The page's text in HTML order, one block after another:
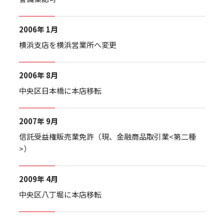
2006年 1月
横浜支店を横浜営業所へ変更
2006年 8月
中央区日本橋に本店移転
2007年 9月
信託受益権販売業免許（現、金融商品取引業<第二種
>）
2009年 4月
中央区八丁堀に本店移転